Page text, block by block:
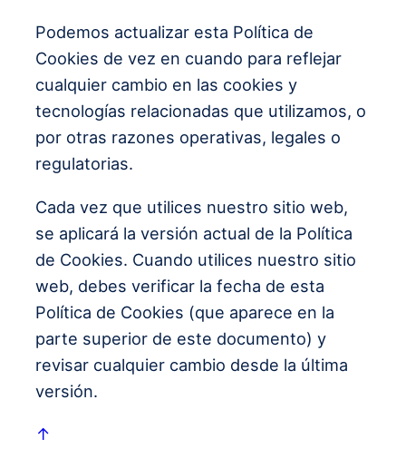
Podemos actualizar esta Política de
Cookies de vez en cuando para reflejar
cualquier cambio en las cookies y
tecnologías relacionadas que utilizamos, o
por otras razones operativas, legales o
regulatorias.
Cada vez que utilices nuestro sitio web,
se aplicará la versión actual de la Política
de Cookies. Cuando utilices nuestro sitio
web, debes verificar la fecha de esta
Política de Cookies (que aparece en la
parte superior de este documento) y
revisar cualquier cambio desde la última
versión.
↑